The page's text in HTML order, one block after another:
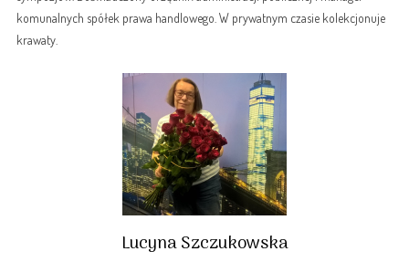
komunalnych spółek prawa handlowego. W prywatnym czasie kolekcjonuje
krawaty.
Lucyna Szczukowska